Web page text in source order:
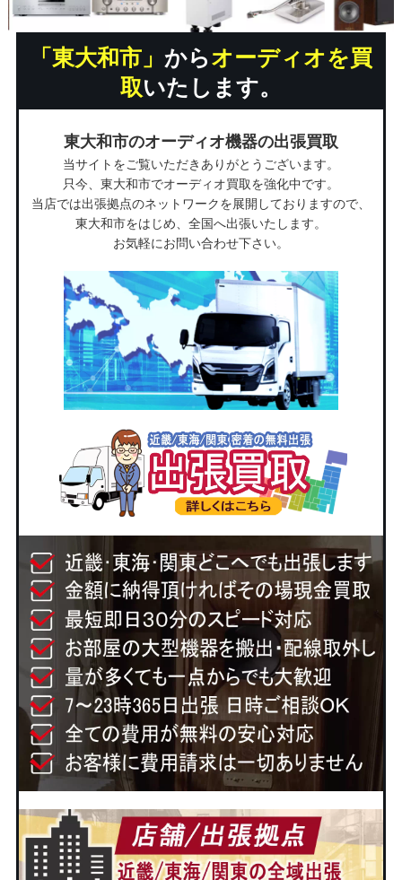
「東大和市」 からオーディオを買
取いたします。
東大和市のオーディオ機器の出張買取
当サイトをご覧いただきありがとうございます。
只今、東大和市でオーディオ買取を強化中です。
当店では出張拠点のネットワークを展開しておりますので、
東大和市をはじめ、全国へ出張いたします。
お気軽にお問い合わせ下さい。